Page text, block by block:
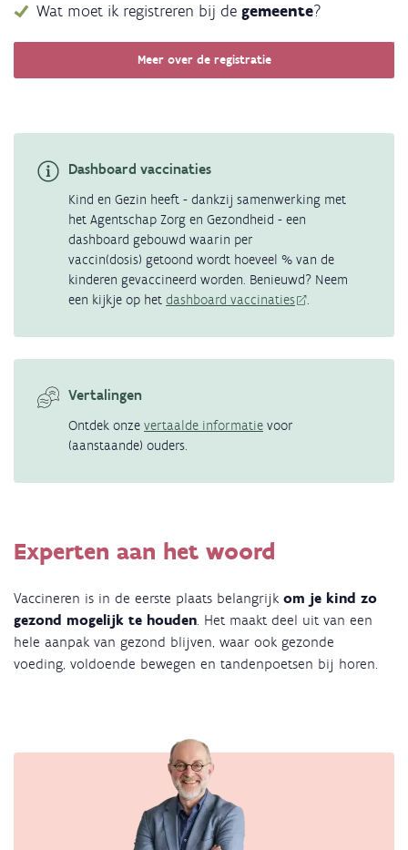
Wat moet ik registreren bij de gemeente?
Meer over de registratie
Dashboard vaccinaties
Kind en Gezin heeft - dankzij samenwerking met
het Agentschap Zorg en Gezondheid - een
dashboard gebouwd waarin per
vaccin(dosis) getoond wordt hoeveel % van de
kinderen gevaccineerd worden. Benieuwd? Neem
een kijkje op het dashboard vaccinaties .
Vertalingen
Ontdek onze vertaalde informatie voor
(aanstaande) ouders.
Experten aan het woord
Vaccineren is in de eerste plaats belangrijk om je kind zo
gezond mogelijk te houden. Het maakt deel uit van een
hele aanpak van gezond blijven, waar ook gezonde
voeding, voldoende bewegen en tandenpoetsen bij horen.